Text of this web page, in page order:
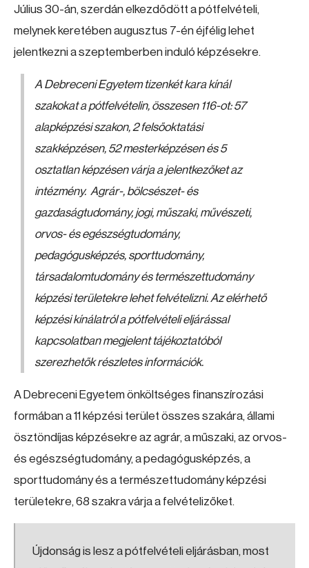
Július 30-án, szerdán elkezdődött a pótfelvételi,
melynek keretében augusztus 7-én éjfélig lehet
jelentkezni a szeptemberben induló képzésekre.
A Debreceni Egyetem tizenkét kara kínál
szakokat a pótfelvételin, összesen 116-ot: 57
alapképzési szakon, 2 felsőoktatási
szakképzésen, 52 mesterképzésen és 5
osztatlan képzésen várja a jelentkezőket az
intézmény. Agrár-, bölcsészet- és
gazdaságtudomány, jogi, műszaki, művészeti,
orvos- és egészségtudomány,
pedagógusképzés, sporttudomány,
társadalomtudomány és természettudomány
képzési területekre lehet felvételizni. Az elérhető
képzési kínálatról a pótfelvételi eljárással
kapcsolatban megjelent tájékoztatóból
szerezhetők részletes információk.
A Debreceni Egyetem önköltséges finanszírozási
formában a 11 képzési terület összes szakára, állami
ösztöndíjas képzésekre az agrár, a műszaki, az orvos-
és egészségtudomány, a pedagógusképzés, a
sporttudomány és a természettudomány képzési
területekre, 68 szakra várja a felvételizőket.
Újdonság is lesz a pótfelvételi eljárásban, most